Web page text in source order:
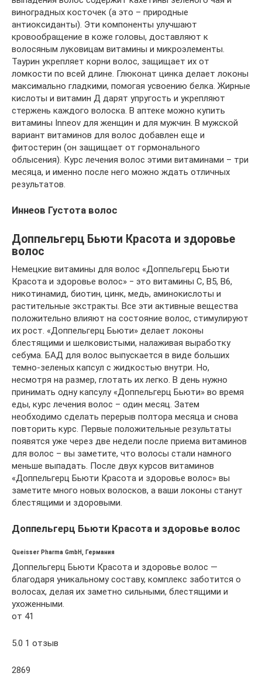
виноградных косточек (а это – природные
антиоксиданты). Эти компоненты улучшают
кровообращение в коже головы, доставляют к
волосяным луковицам витамины и микроэлементы.
Таурин укрепляет корни волос, защищает их от
ломкости по всей длине. Глюконат цинка делает локоны
максимально гладкими, помогая усвоению белка. Жирные
кислоты и витамин Д дарят упругость и укрепляют
стержень каждого волоска. В аптеке можно купить
витамины Inneov для женщин и для мужчин. В мужской
вариант витаминов для волос добавлен еще и
фитостерин (он защищает от гормонального
облысения). Курс лечения волос этими витаминами – три
месяца, и именно после него можно ждать отличных
результатов.
Иннеов Густота волос
Доппельгерц Бьюти Красота и здоровье
волос
Немецкие витамины для волос «Доппельгерц Бьюти
Красота и здоровье волос» ‒ это витамины С, В5, В6,
никотинамид, биотин, цинк, медь, аминокислоты и
растительные экстракты. Все эти активные вещества
положительно влияют на состояние волос, стимулируют
их рост. «Доппельгерц Бьюти» делает локоны
блестящими и шелковистыми, налаживая выработку
себума. БАД для волос выпускается в виде больших
темно-зеленых капсул с жидкостью внутри. Но,
несмотря на размер, глотать их легко. В день нужно
принимать одну капсулу «Доппельгерц Бьюти» во время
еды, курс лечения волос – один месяц. Затем
необходимо сделать перерыв полтора месяца и снова
повторить курс. Первые положительные результаты
появятся уже через две недели после приема витаминов
для волос – вы заметите, что волосы стали намного
меньше выпадать. После двух курсов витаминов
«Доппельгерц Бьюти Красота и здоровье волос» вы
заметите много новых волосков, а ваши локоны станут
блестящими и здоровыми.
Доппельгерц Бьюти Красота и здоровье волос
Queisser Pharma GmbH, Германия
Доппельгерц Бьюти Красота и здоровье волос —
благодаря уникальному составу, комплекс заботится о
волосах, делая их заметно сильными, блестящими и
ухоженными.
от 41
5.0 1 отзыв
2869